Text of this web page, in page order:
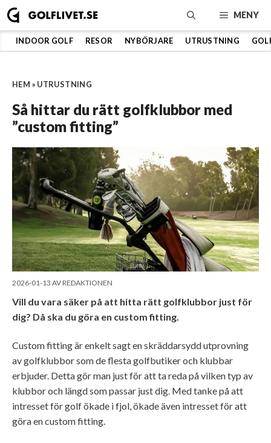
Hoppa
till
innehåll
MENY
INDOOR GOLF RESOR NYBÖRJARE UTRUSTNING
HEM » UTRUSTNING
Så hittar du rätt golfklubbor med
”custom fitting”
2026-01-13 AVREDAKTIONEN
Vill du vara säker på att hitta rätt golfklubbor just för
dig? Då ska du göra en custom fitting.
Custom fitting är enkelt sagt en skräddarsydd utprovning
av golfklubbor som de flesta golfbutiker och klubbar
erbjuder. Detta gör man just för att ta reda på vilken typ av
klubbor och längd som passar just dig. Med tanke på att
intresset för golf ökade i fjol, ökade även intresset för att
göra en custom fitting.